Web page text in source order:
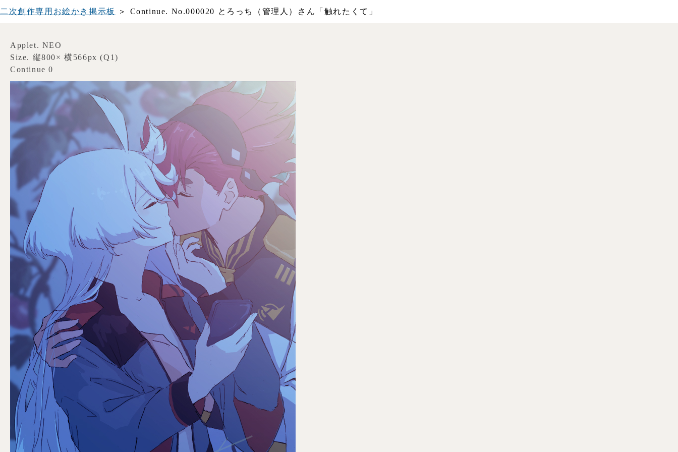
二次創作専用お絵かき掲示板 ＞ Continue. No.000020 とろっち（管理人）さん「触れたくて」
Applet. NEO
Size. 縦800× 横566px (Q1)
Continue 0